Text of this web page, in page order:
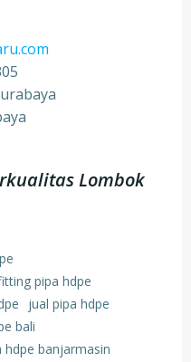
Lombok
pipa hdpe
jual pipa hdpe
bali
hdpe banjarmasin